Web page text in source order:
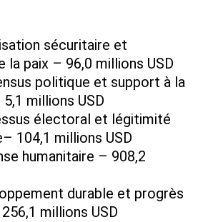
sécuritaire et
la paix – 96,0 millions USD
politique et support à la
millions USD
électoral et légitimité
104,1 millions USD
humanitaire – 908,2
durable et progrès
millions USD